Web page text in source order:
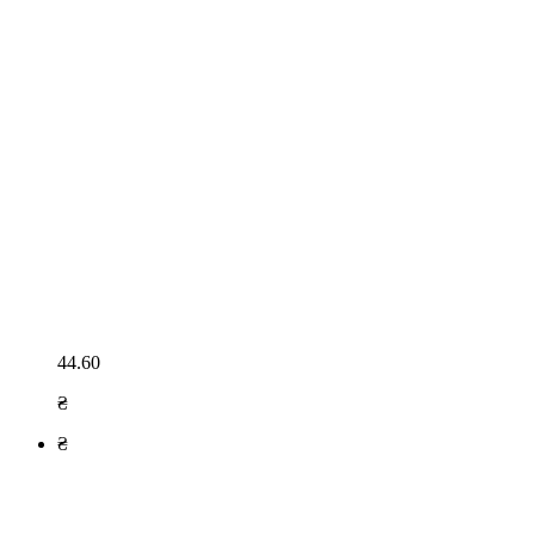
44.60
₴
₴